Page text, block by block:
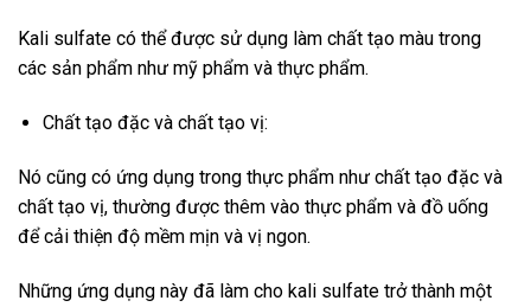
Kali sulfate có thể được sử dụng làm chất tạo màu trong
các sản phẩm như mỹ phẩm và thực phẩm.
Chất tạo đặc và chất tạo vị:
Nó cũng có ứng dụng trong thực phẩm như chất tạo đặc và
chất tạo vị, thường được thêm vào thực phẩm và đồ uống
để cải thiện độ mềm mịn và vị ngon.
Những ứng dụng này đã làm cho kali sulfate trở thành một